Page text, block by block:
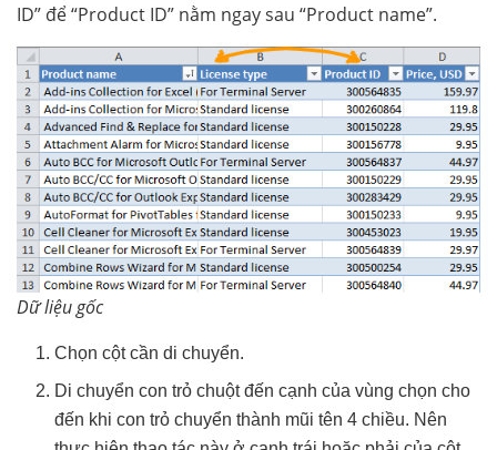
ID” để “Product ID” nằm ngay sau “Product name”.
Dữ liệu gốc
Chọn cột cần di chuyển.
Di chuyển con trỏ chuột đến cạnh của vùng chọn cho
đến khi con trỏ chuyển thành mũi tên 4 chiều. Nên